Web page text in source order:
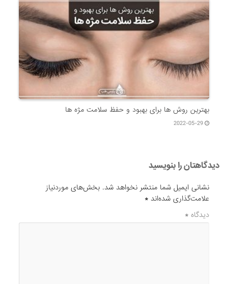
بهترین روش ها برای بهبود و حفظ سلامت مژه ها
2022-05-29
دیدگاهتان را بنویسید
نشانی ایمیل شما منتشر نخواهد شد. بخش‌های موردنیاز
علامت‌گذاری شده‌اند*
دیدگاه*